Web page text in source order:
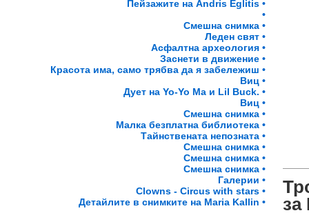
за
Пейзажите на Andris Eglitis •
•
Смешна снимка •
Леден свят •
Асфалтна археология •
Заснети в движение •
Красота има, само трябва да я забележиш •
Виц •
Дует на Yo-Yo Ma и Lil Buck. •
Виц •
Смешна снимка •
Малка безплатна библиотека •
Тайнствената непозната •
Смешна снимка •
Смешна снимка •
Смешна снимка •
Галерии •
Clowns - Circus with stars •
Детайлите в снимките на Maria Kallin •